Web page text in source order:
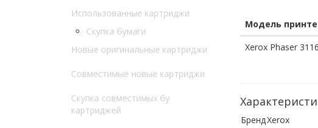
Использованные картриджи
Скупка бумаги
Новые оригинальные картриджи
Совместимые новые картриджи
Скупка совместимых бу
картриджей
Модель
Xerox Phaser 3116
БрендXerox